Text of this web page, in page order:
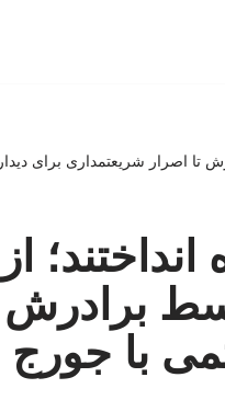
تا اصرار شریعتمداری برای دیدار
از
برادرش
با جورج